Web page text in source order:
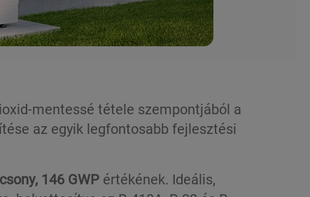
mentessé tétele szempontjából a
az egyik legfontosabb fejlesztési
146 GWP értékének. Ideális,